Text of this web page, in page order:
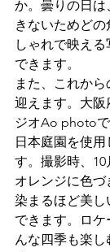
か。曇りの日
きないためど
しゃれで映え
できます。
また、これか
迎えます。大阪
ジオAo photo
日本庭園を使
す。撮影時、
オレンジに色
染まるほど美
できます。ロ
んな四季も楽